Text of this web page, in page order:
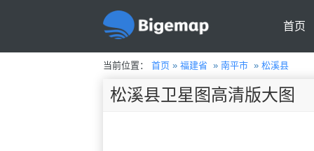
首页
当前位置： 首页» 福建省 » 南平市» 松溪县
松溪县卫星图高清版大图